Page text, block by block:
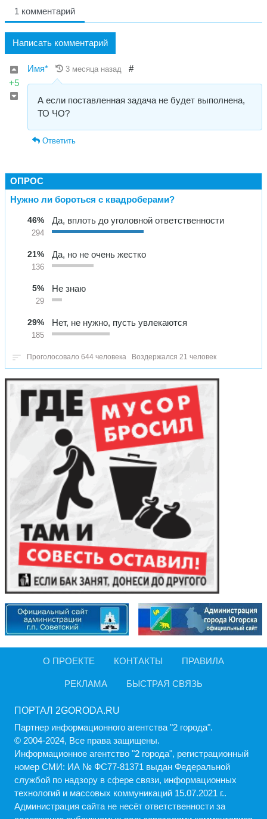
1 комментарий
Написать комментарий
+5
Имя* 3 месяца назад #
А если поставленная задача не будет выполнена,
ТО ЧО?
Ответить
ОПРОС
Нужно ли бороться с квадроберами?
46%
294
Да, вплоть до уголовной ответственности
21%
136
Да, но не очень жестко
5%
29
Не знаю
29%
185
Нет, не нужно, пусть увлекаются
Проголосовало 644 человека Воздержался 21 человек
О ПРОЕКТЕ КОНТАКТЫ ПРАВИЛА
РЕКЛАМА БЫСТРАЯ СВЯЗЬ
ПОРТАЛ 2GORODA.RU
Партнер информационного агентства "2 города".
© 2004-2024, Все права защищены.
Информационное агентство "2 города", регистрационный
номер СМИ: ИА № ФС77-81371 выдан Федеральной
службой по надзору в сфере связи, информационных
технологий и массовых коммуникаций 15.07.2021 г..
Администрация cайта не несёт ответственности за